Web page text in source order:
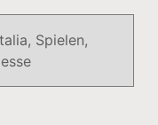
, Spielen,